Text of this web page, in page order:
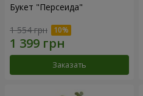
Букет "Персеида"
1 554 грн
Заказать